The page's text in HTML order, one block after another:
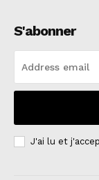
S'abonner
J'ai lu et